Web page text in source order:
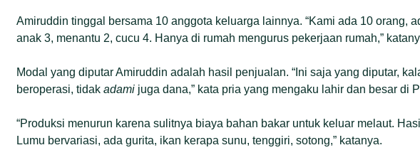
Amiruddin tinggal bersama 10 anggota keluarga lainnya. “Kami ada 10 orang,
anak 3, menantu 2, cucu 4. Hanya di rumah mengurus pekerjaan rumah,”
Modal yang diputar Amiruddin adalah hasil penjualan. “Ini saja yang diputar,
beroperasi, tidak adami juga dana,” kata pria yang mengaku lahir dan besar di
“Produksi menurun karena sulitnya biaya bahan bakar untuk keluar melaut.
Lumu bervariasi, ada gurita, ikan kerapa sunu, tenggiri, sotong,” katanya.